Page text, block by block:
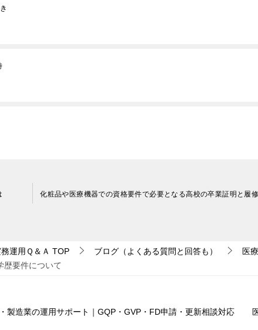
化粧品や医療機器での資格要件で必要となる高校の卒業証明と履
運用Ｑ＆Ａ TOP ブログ（よくある質問と回答も）
医
歴要件について
製造業の運用サポート｜GQP・GVP・FD申請・更新相談対応